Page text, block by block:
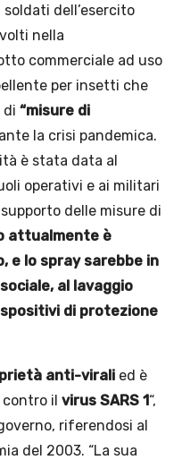
dell’esercito
nella
commerciale ad uso
per insetti che
di “misure di
la crisi pandemica.
è stata data al
operativi e ai militari
delle misure di
attualmente è
e lo spray sarebbe in
al lavaggio
di protezione
anti-virali ed è
il virus SARS 1“,
riferendosi al
del 2003. “La sua